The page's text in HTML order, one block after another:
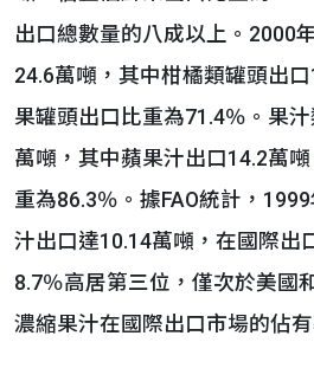
出口總數量的八成以上。2000
24.6萬噸，其中柑橘類罐頭出
果罐頭出口比重為71.4％。果
萬噸，其中蘋果汁出口14.2萬
重為86.3％。據FAO統計，
汁出口達10.14萬噸，在國際出
8.7％高居第三位，僅次於美國
濃縮果汁在國際出口市場的佔